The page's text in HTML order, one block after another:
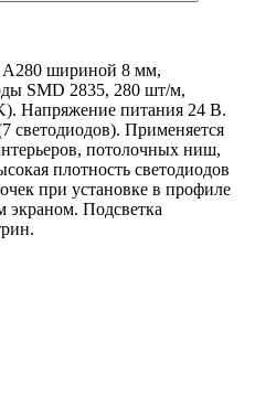
A280 шириной 8 мм,
SMD 2835, 280 шт/м,
Напряжение питания 24 В.
светодиодов). Применяется
потолочных ниш,
плотность светодиодов
при установке в профиле
Подсветка